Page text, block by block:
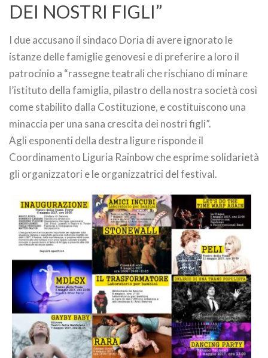
DEI NOSTRI FIGLI”
I due accusano il sindaco Doria di avere ignorato le
istanze delle famiglie genovesi e di preferire a loro il
patrocinio a “rassegne teatrali che rischiano di minare
l’istituto della famiglia, pilastro della nostra società così
come stabilito dalla Costituzione, e costituiscono una
minaccia per una sana crescita dei nostri figli”.
Agli esponenti della destra ligure risponde il
Coordinamento Liguria Rainbow che esprime solidarietà
gli organizzatori e le organizzatrici del festival.